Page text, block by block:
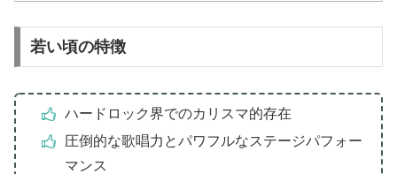
若い頃の特徴
ハードロック界でのカリスマ的存在
圧倒的な歌唱力とパワフルなステージパフォー
マンス